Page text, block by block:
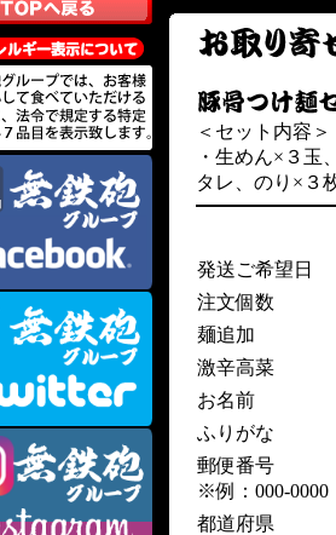
＜セット内容＞
・生めん×３玉
タレ、のり×３
発送ご希望日
注文個数
麺追加
激辛高菜
お名前
ふりがな
郵便番号
※例：000-0000
都道府県